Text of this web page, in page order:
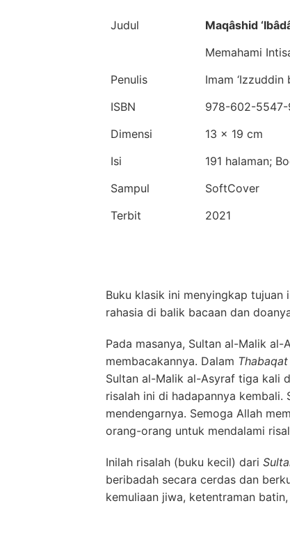
Judul
Maqâshid
Memahami
Penulis
Imam
ISBN
978-602-
Dimensi
13 x 19 cm
Isi
191 halaman;
Sampul
SoftCover
Terbit
2021
Buku klasik ini menyingkap tujuan
rahasia di balik bacaan dan
Pada masanya, Sultan al-Malik
membacakannya. Dalam
Sultan al-Malik al-Asyraf tiga kali
risalah ini di hadapannya kembali.
mendengarnya. Semoga Allah
orang-orang untuk mendalami
Inilah risalah (buku kecil) dari
beribadah secara cerdas dan
kemuliaan jiwa, ketentraman